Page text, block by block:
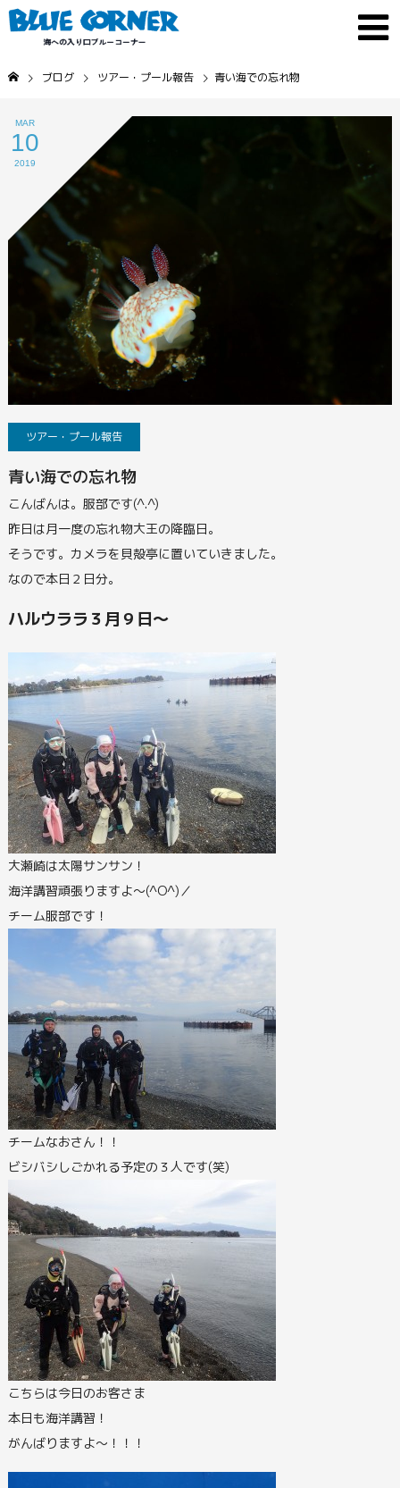
ブログ ツアー・プール報告 青い海での忘れ物
MAR
10
2019
ツアー・プール報告
青い海での忘れ物
こんばんは。服部です(^.^)
昨日は月一度の忘れ物大王の降臨日。
そうです。カメラを貝殻亭に置いていきました。
なので本日２日分。
ハルウララ３月９日～
大瀬崎は太陽サンサン！
海洋講習頑張りますよ～(^O^)／
チーム服部です！
チームなおさん！！
ビシバシしごかれる予定の３人です(笑)
こちらは今日のお客さま
本日も海洋講習！
がんばりますよ～！！！